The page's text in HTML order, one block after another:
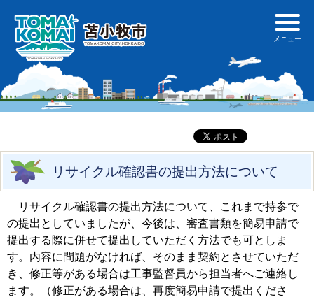
リサイクル確認書の提出方法について
リサイクル確認書の提出方法について、これまで持参で
の提出としていましたが、今後は、審査書類を簡易申請で
提出する際に併せて提出していただく方法でも可としま
す。内容に問題がなければ、そのまま契約とさせていただ
き、修正等がある場合は工事監督員から担当者へご連絡し
ます。（修正がある場合は、再度簡易申請で提出くださ